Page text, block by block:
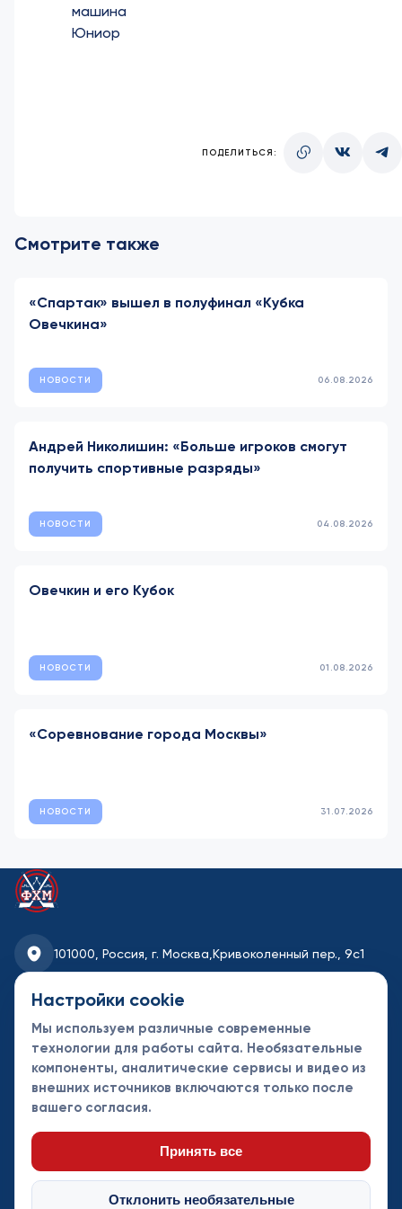
машина
Юниор
ПОДЕЛИТЬСЯ:
Смотрите также
«Спартак» вышел в полуфинал «Кубка
Овечкина»
НОВОСТИ 06.08.2026
Андрей Николишин: «Больше игроков смогут
получить спортивные разряды»
НОВОСТИ 04.08.2026
Овечкин и его Кубок
НОВОСТИ 01.08.2026
«Соревнование города Москвы»
НОВОСТИ 31.07.2026
101000, Россия, г. Москва,Кривоколенный пер., 9с1
fhmoscow@mail.ru
8-495-621-35-95
Новости
Календарь
Турниры
Контакты
партнеры
Настройки cookie
Мы используем различные современные
технологии для работы сайта. Необязательные
компоненты, аналитические сервисы и видео из
внешних источников включаются только после
вашего согласия.
Принять все
Отклонить необязательные